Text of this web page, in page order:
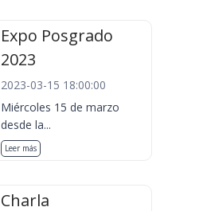
Expo Posgrado
2023
2023-03-15 18:00:00
Miércoles 15 de marzo
desde la...
Leer más
Charla